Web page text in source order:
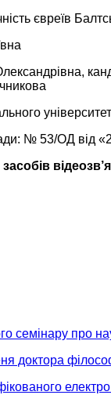
євреїв
№ 53/ОД від
про
доктора